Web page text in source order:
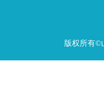
版权所有©